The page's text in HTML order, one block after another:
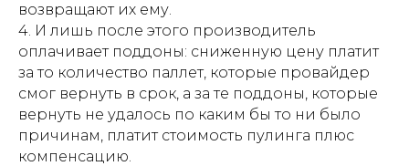
возвращают их ему.
4. И лишь после этого производитель
оплачивает поддоны: сниженную цену платит
за то количество паллет, которые провайдер
смог вернуть в срок, а за те поддоны, которые
вернуть не удалось по каким бы то ни было
причинам, платит стоимость пулинга плюс
компенсацию.